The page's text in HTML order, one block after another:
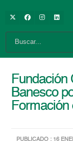
Fundación
Banesco
Formación
PUBLICADO : 16